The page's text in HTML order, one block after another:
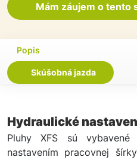
Mám záujem o tento
Popis
Skúšobná jazda
Hydraulické
Pluhy XFS sú vybavené
nastavením pracovnej